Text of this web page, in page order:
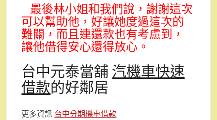
最後林小姐和我們說，謝謝這次
可以幫助他，好讓她度過這次的
難關，而且連還款也有考慮到，
讓他借得安心還得放心。
台中元泰當舖汽機車快速
借款的好鄰居
更多資訊 台中分期機車借款